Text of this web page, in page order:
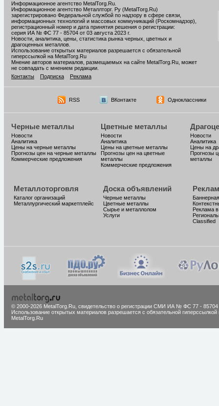
Информационное агентство MetalTorg.Ru
Информационное агентство Металлторг. Ру (MetalTorg.Ru)
зарегистрировано Федеральной службой по надзору в сфере связи,
информационных технологий и массовых коммуникаций (Роскомнадзор),
регистрационный номер и дата принятия решения о регистрации:
серия ИА № ФС 77 - 85704 от 03 августа 2023 г.
Новости, аналитика, цены, статистика рынка черных, цветных и
драгоценных металлов.
Использование открытых материалов разрешается с обязательной
гиперссылкой на MetalTorg.Ru
Мнение авторов материалов, размещаемых на сайте MetalTorg.Ru, может
не совпадать с мнением редакции.
Контакты
Подписка Реклама
RSS ВКонтакте Одноклассники
Черные металлы
Новости
Аналитика
Цены на черные металлы
Прогнозы цен на черные металлы
Коммерческие предложения
Цветные металлы
Новости
Аналитика
Цены на цветные металлы
Прогнозы цен на цветные
металлы
Коммерческие предложения
Новости
Аналитика
Цены на
Прогнозы
металлы
Металлоторговля
Каталог организаций
Металлургический маркетплейс
Доска объявлений
Черные металлы
Цветные металлы
Сырье и металлолом
Услуги
Реклама
Classified
© 2000-2026 MetalTorg.Ru, cвидетельство о регистрации СМИ ИА № ФС 77 - 85704
Использование открытых материалов разрешается с обязательной гиперссылкой
MetalTorg.Ru